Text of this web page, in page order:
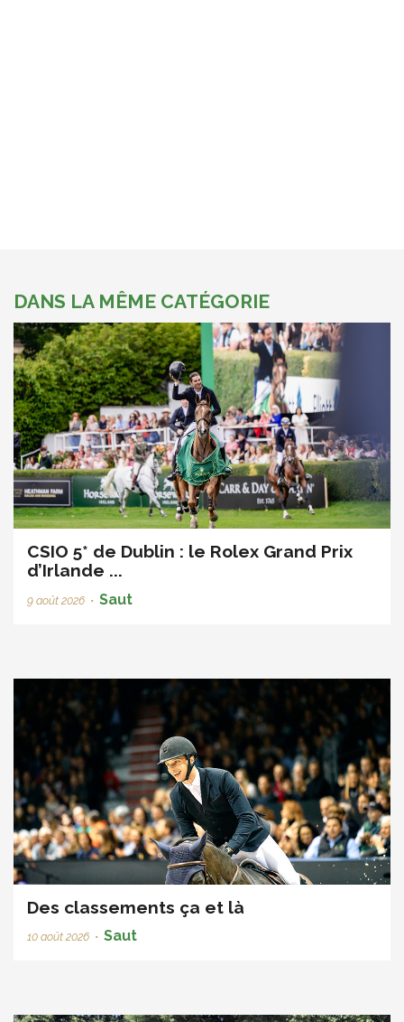
DANS LA MÊME CATÉGORIE
CSIO 5* de Dublin : le Rolex Grand Prix
d’Irlande ...
9 août 2026 • Saut
Des classements ça et là
10 août 2026 • Saut